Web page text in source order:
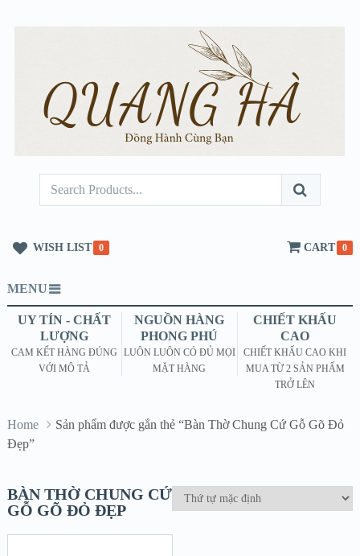
WISH LIST 0 CART 0
MENU
UY TÍN - CHẤT
LƯỢNG
CAM KẾT HÀNG ĐÚNG
VỚI MÔ TẢ
NGUỒN HÀNG
PHONG PHÚ
LUÔN LUÔN CÓ ĐỦ MỌI
MẶT HÀNG
CHIẾT KHẤU
CAO
CHIẾT KHẤU CAO KHI
MUA TỪ 2 SẢN PHẨM
TRỞ LÊN
Home
Sản phẩm được gắn thẻ “Bàn Thờ Chung Cứ Gỗ Gõ Đỏ
Đẹp”
BÀN THỜ CHUNG CỨ
GỖ GÕ ĐỎ ĐẸP